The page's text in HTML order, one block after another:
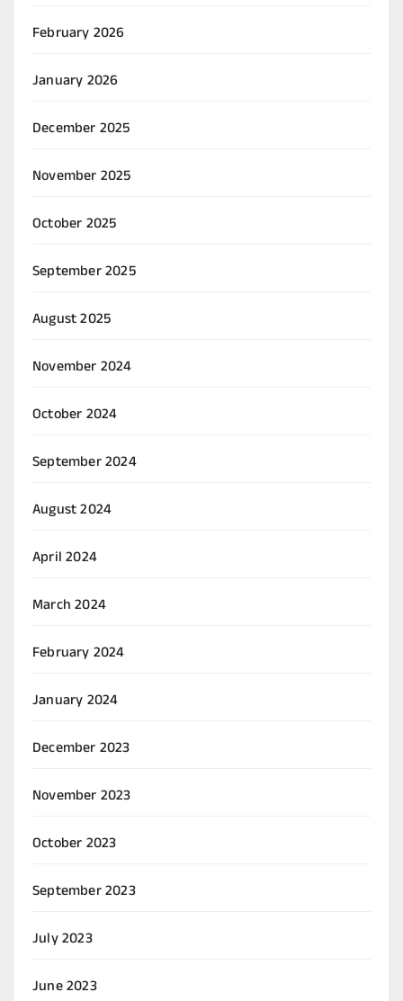
February 2026
January 2026
December 2025
November 2025
October 2025
September 2025
August 2025
November 2024
October 2024
September 2024
August 2024
April 2024
March 2024
February 2024
January 2024
December 2023
November 2023
October 2023
September 2023
July 2023
June 2023